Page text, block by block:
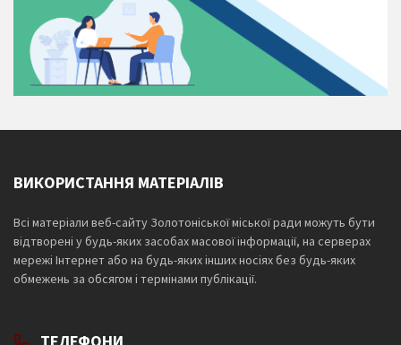
ВИКОРИСТАННЯ МАТЕРІАЛІВ
Всі матеріали веб-сайту Золотоніської міської ради можуть бути
відтворені у будь-яких засобах масової інформації, на серверах
мережі Інтернет або на будь-яких інших носіях без будь-яких
обмежень за обсягом і термінами публікації.
ТЕЛЕФОНИ